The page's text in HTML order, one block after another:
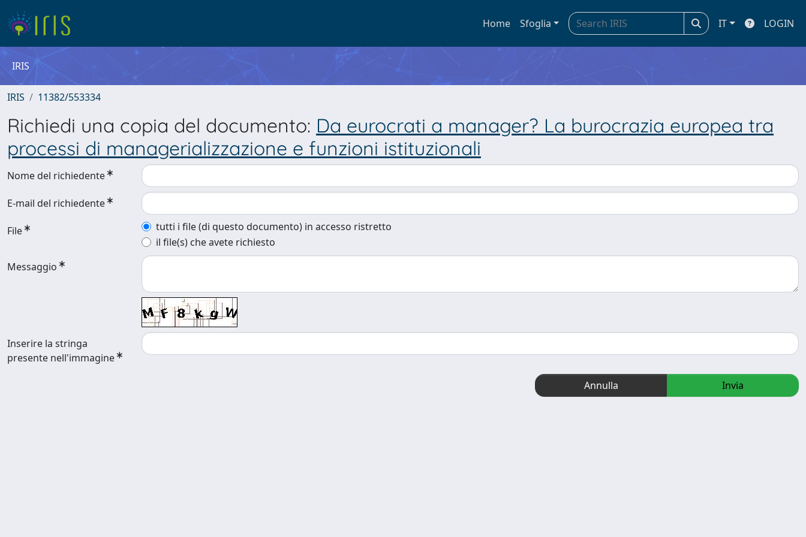
Home Sfoglia IT LOGIN
IRIS
IRIS 11382/553334
Richiedi una copia del documento: Da eurocrati a manager? La burocrazia europea tra
processi di managerializzazione e funzioni istituzionali
Nome del richiedente
E-mail del richiedente
File
tutti i file (di questo documento) in accesso ristretto
il file(s) che avete richiesto
Messaggio
Inserire la stringa
presente nell'immagine
Annulla Invia